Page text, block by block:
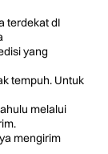
terdekat dI
yang
tempuh. Untuk
melalui
mengirim